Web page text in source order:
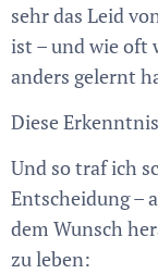
sehr das Leid
ist – und wie oft
anders gelernt
Diese
Und so traf ich
Entscheidung –
dem Wunsch
zu leben: